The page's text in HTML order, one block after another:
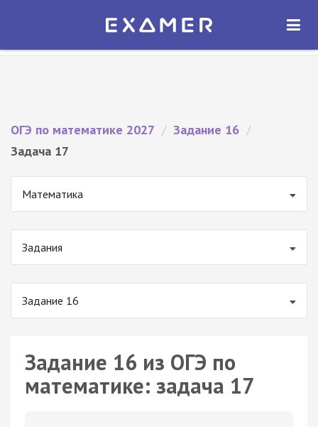
Экзамер — ЕГЭ 2027
ОТКРЫТЬ
ОГЭ по математике 2027 / Задание 16 /
Задача 17
Математика
Задания
Задание 16
Задание 16 из ОГЭ по
математике: задача 17